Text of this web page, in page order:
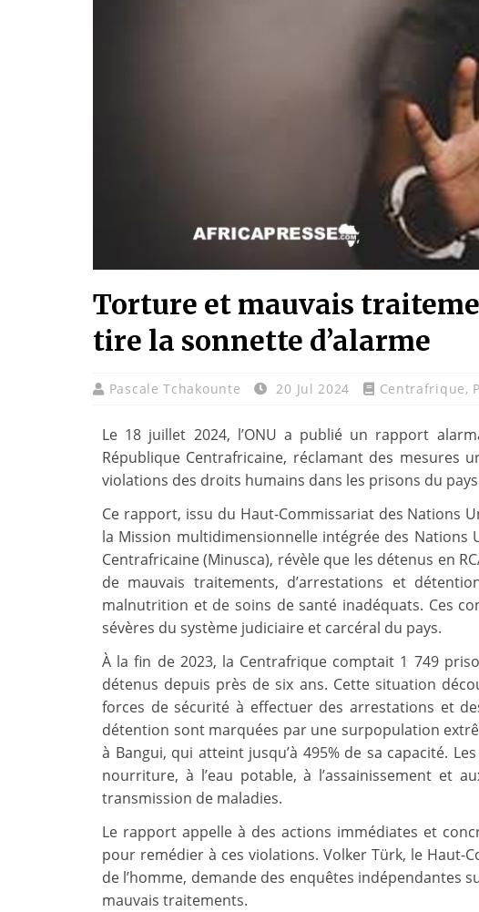
Torture et mauvais
tire la sonnette d’alarme
Pascale Tchakounte 20 Jul 2024 Centrafrique,
Le 18 juillet 2024, l’ONU a publié un rapport
République Centrafricaine, réclamant des mesures
violations des droits humains dans les prisons du
Ce rapport, issu du Haut-Commissariat des Nations
la Mission multidimensionnelle intégrée des Nations
Centrafricaine (Minusca), révèle que les détenus en
de mauvais traitements, d’arrestations et
malnutrition et de soins de santé inadéquats. Ces
sévères du système judiciaire et carcéral du pays.
À la fin de 2023, la Centrafrique comptait 1 749
détenus depuis près de six ans. Cette situation
forces de sécurité à effectuer des arrestations et
détention sont marquées par une surpopulation
à Bangui, qui atteint jusqu’à 495% de sa capacité.
nourriture, à l’eau potable, à l’assainissement et
transmission de maladies.
Le rapport appelle à des actions immédiates et
pour remédier à ces violations. Volker Türk, le Haut-
de l’homme, demande des enquêtes indépendantes
mauvais traitements.